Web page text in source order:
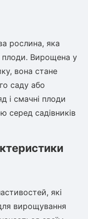
рослина, яка
плоди. Вирощена у
вона стане
саду або
і смачні плоди
серед садівників
які
вирощування